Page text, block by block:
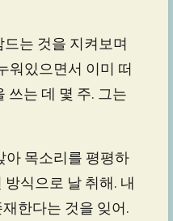
는 것을 지켜보며
워있으면서 이미 떠
쓰는 데 몇 주. 그는
아 목소리를 평평하
식으로 날 취해. 내
한다는 것을 잊어.